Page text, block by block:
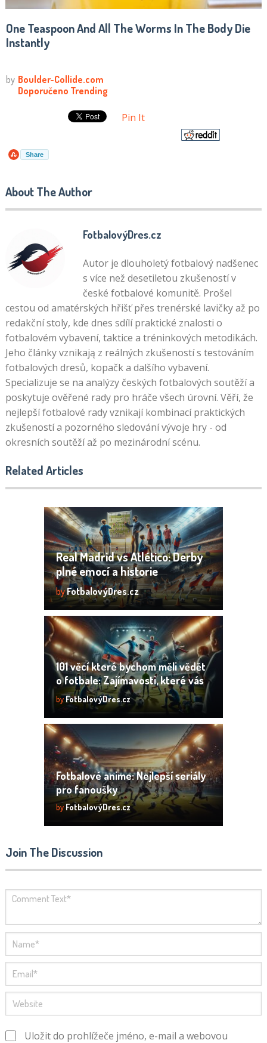
One Teaspoon And All The Worms In The Body Die
Instantly
Pin It
Share
About The Author
FotbalovýDres.cz
Autor je dlouholetý fotbalový nadšenec
s více než desetiletou zkušeností v
české fotbalové komunitě. Prošel
cestou od amatérských hřišť přes trenérské lavičky až po
redakční stoly, kde dnes sdílí praktické znalosti o
fotbalovém vybavení, taktice a tréninkových metodikách.
Jeho články vznikają z reálných zkušeností s testováním
fotbalových dresů, kopačk a dalšího vybavení.
Specializuje se na analýzy českých fotbalových soutěží a
poskytuje ověřené rady pro hráče všech úrovní. Věří, že
nejlepší fotbalové rady vznikají kombinací praktických
zkušeností a pozorného sledování vývoje hry - od
okresních soutěží až po mezinárodní scénu.
Related Articles
Real Madrid vs Atlético: Derby
plné emocí a historie
byFotbalovýDres.cz
101 věcí které bychom měli vědět
o fotbale: Zajímavosti, které vás
překvapí
byFotbalovýDres.cz
Fotbalové anime: Nejlepší seriály
pro fanoušky
by FotbalovýDres.cz
Join The Discussion
Uložit do prohlížeče jméno, e-mail a webovou